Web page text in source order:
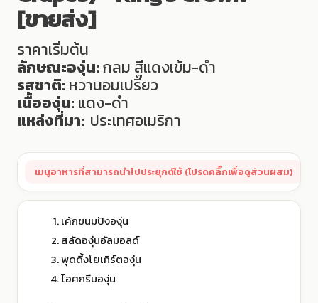
[ขายส่ง]
ราคาเริ่มต้น
ลักษณะองุ่น:กลม สีแดงเข้ม-ดำ
รสชาติ: หวานอมเปรี๊ยว
เนื้อองุ่น: แดง-ดำ
แหล่งที่มา: ประเทศอเมริกา
เมนูอาหารที่สามารถนำไปประยุกต์ใช้ (โปรดคลิ๊กเพื่อดูส่วนผสม)
เค้กขนมปังองุ่น
สลัดองุ่นอัลมอลด์
พุดดี้งโยเกิร์ตองุ่น
ไอศกรีมองุ่น